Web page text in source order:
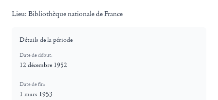
Lieu: Bibliothèque nationale de France
Détails de la période
Date de début:
12 décembre 1952
Date de fin:
1 mars 1953